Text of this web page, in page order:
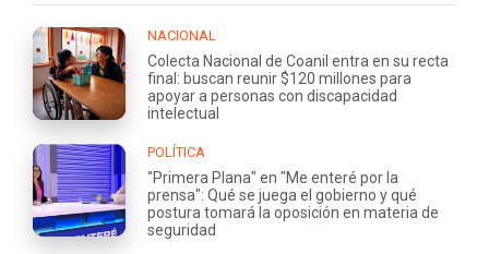
NACIONAL
Colecta Nacional de Coanil entra en su recta
final: buscan reunir $120 millones para
apoyar a personas con discapacidad
intelectual
POLÍTICA
"Primera Plana" en "Me enteré por la
prensa": Qué se juega el gobierno y qué
postura tomará la oposición en materia de
seguridad